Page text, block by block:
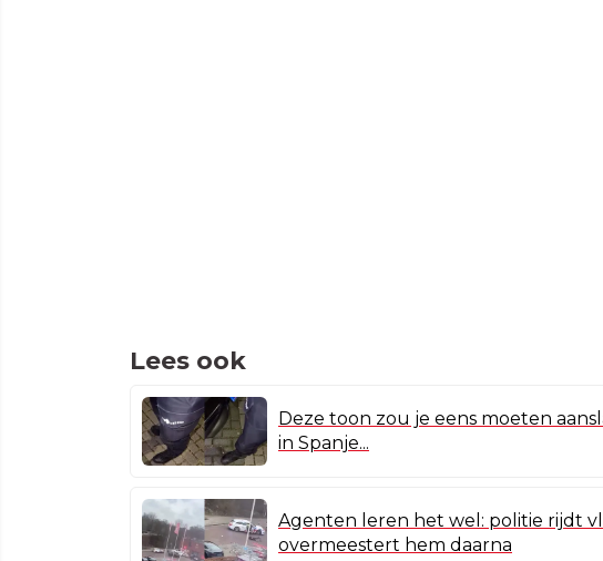
Lees ook
Deze toon zou je eens moeten
in Spanje...
Agenten leren het wel: politie rijdt
overmeestert hem daarna